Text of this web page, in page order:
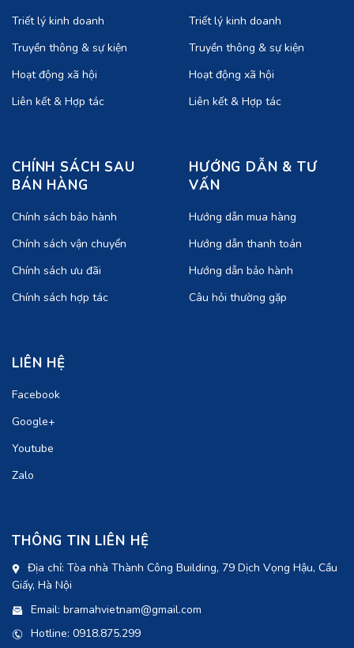
Triết lý kinh doanh
Truyền thông & sự kiện
Hoạt động xã hội
Liên kết & Hợp tác
Triết lý kinh doanh
Truyền thông & sự kiện
Hoạt động xã hội
Liên kết & Hợp tác
CHÍNH SÁCH SAU
BÁN HÀNG
Chính sách bảo hành
Chính sách vận chuyển
Chính sách ưu đãi
Chính sách hợp tác
HƯỚNG DẪN & TƯ
VẤN
Hướng dẫn mua hàng
Hướng dẫn thanh toán
Hướng dẫn bảo hành
Câu hỏi thường gặp
LIÊN HỆ
Facebook
Google+
Youtube
Zalo
THÔNG TIN LIÊN HỆ
Địa chỉ: Tòa nhà Thành Công Building, 79 Dịch Vọng Hậu, Cầu
Giấy, Hà Nội
Email: bramahvietnam@gmail.com
Hotline: 0918.875.299